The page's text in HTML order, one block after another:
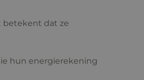
betekent dat ze
hun energierekening